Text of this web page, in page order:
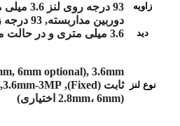
زاویه
دید
93 درجه
دوربین
3.6 میلی متری و در حالت مورب و افقی
نوع لنز
6mm optional), 3.6mm
(2.8mm، 6mm اختیاری)